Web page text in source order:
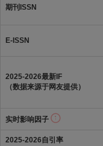
期刊ISSN
E-ISSN
2025-2026最新IF
（数据来源于网友提供）
实时影响因子
2025-2026自引率